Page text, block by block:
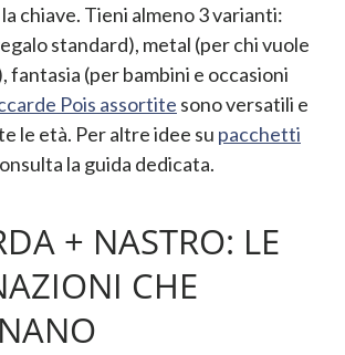
chiave. Tieni almeno 3 varianti:
standard), metal (per chi vuole
fantasia (per bambini e occasioni
Pois assortite sono versatili e
le età. Per altre idee su pacchetti
la guida dedicata.
+ NASTRO: LE
CHE